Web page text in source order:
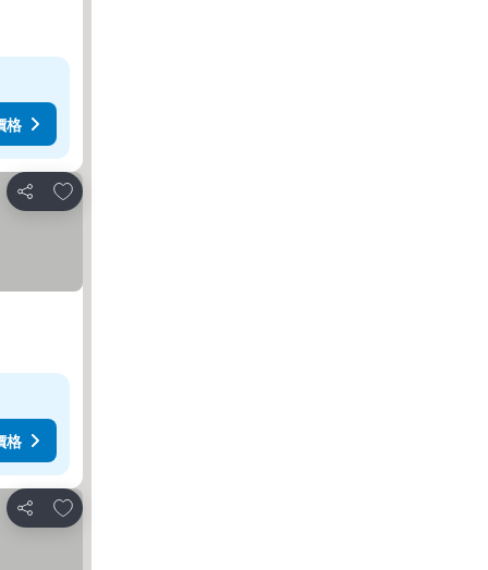
格
分享
加入我的最愛
格
分享
加入我的最愛